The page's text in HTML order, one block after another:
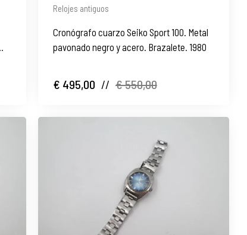
Relojes antiguos
Cronógrafo cuarzo Seiko Sport 100. Metal
pavonado negro y acero. Brazalete. 1980
€ 495,00 // € 550,00